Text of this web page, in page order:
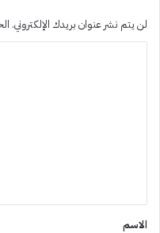
لن يتم نشر عنوان بريدك الإلكتروني.
*
الاسم